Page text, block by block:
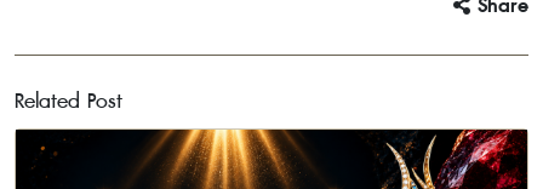
Related Post